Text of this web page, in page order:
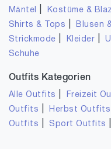
Mäntel Kostüme &
Shirts & Tops Blusen
Strickmode
Kleider |
Schuhe
Outfits Kategorien
Alle Outfits Freizeit
Outfits
Herbst Outfits
Outfits
Sport Outfits